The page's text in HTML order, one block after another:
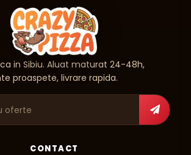
in Sibiu. Aluat maturat 24-48h,
proaspete, livrare rapida.
CONTACT